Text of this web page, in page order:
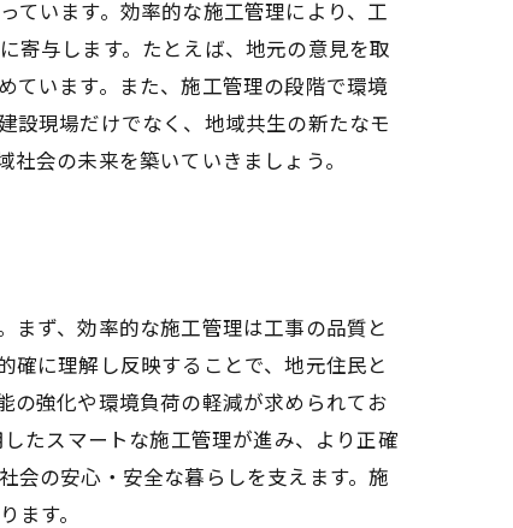
ています。効率的な施工管理により、工
寄与します。たとえば、地元の意見を取
ています。また、施工管理の段階で環境
設現場だけでなく、地域共生の新たなモ
会の未来を築いていきましょう。
まず、効率的な施工管理は工事の品質と
確に理解し反映することで、地元住民と
の強化や環境負荷の軽減が求められてお
たスマートな施工管理が進み、より正確
会の安心・安全な暮らしを支えます。施
ます。